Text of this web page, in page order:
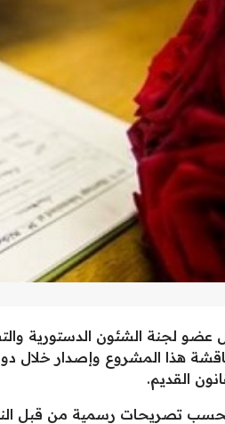
عضو لجنة الشئون الدستورية
هذا المشروع وإصدار خلال
القديم.
تصريحات رسمية من قبل